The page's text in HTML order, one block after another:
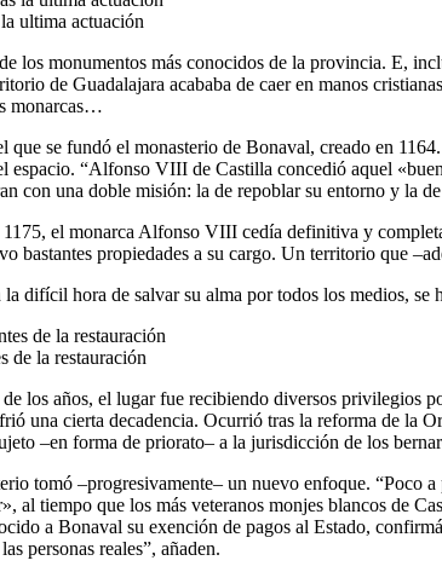
ultima actuación
los monumentos más conocidos de la provincia. E,
de Guadalajara acababa de caer en manos
monarcas…
que se fundó el monasterio de Bonaval, creado en
espacio. “Alfonso VIII de Castilla concedió aquel
con una doble misión: la de repoblar su entorno y la
1175, el monarca Alfonso VIII cedía definitiva y
bastantes propiedades a su cargo. Un territorio que
difícil hora de salvar su alma por todos los medios,
de la restauración
los años, el lugar fue recibiendo diversos privilegios
una cierta decadencia. Ocurrió tras la reforma de la
–en forma de priorato– a la jurisdicción de los
tomó –progresivamente– un nuevo enfoque. “Poco
al tiempo que los más veteranos monjes blancos de
a Bonaval su exención de pagos al Estado,
personas reales”, añaden.